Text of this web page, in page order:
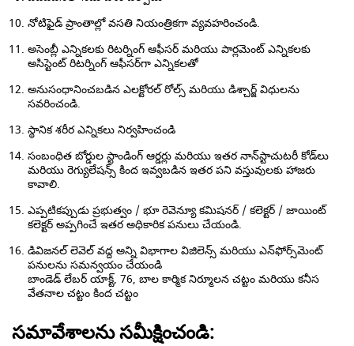
నోటిఫైడ్ ప్రాంతాల్లో వసతి నియంత్రికగా వ్యవహరించండి.
అసెంబ్లీ ఎన్నికలకు రిటర్నింగ్ ఆఫీసర్ మరియు పార్లమెంట్ ఎన్నికలకు
అసిస్టెంట్ రిటర్నింగ్ ఆఫీసర్‌గా ఎన్నికలతో
అనుసంధానించబడిన ఎలక్టోరల్ రోల్స్ మరియు డిశ్చార్జ్ విధులను
సవరించండి.
స్థానిక శరీర ఎన్నికలు నిర్వహించండి
సంబంధిత బోర్డుల స్టాండింగ్ ఆర్డర్లు మరియు ఇతర నాన్‌స్టాచుటరీ కోడ్‌లు
మరియు రెగ్యులేషన్స్ కింద ఇవ్వబడిన ఇతర పని వస్తువులకు హాజరు
కావాలి.
ఎప్పటికప్పుడు ప్రభుత్వం / భూ రెవెన్యూ కమిషనర్ / కలెక్టర్ / జాయింట్
కలెక్టర్ అప్పగించే ఇతర అధికారిక పనులు చేయండి.
డివిజనల్ లెవెల్ వద్ద అన్ని విభాగాల విజిలెన్స్ మరియు ఎన్‌ఫోర్స్‌మెంట్
పనులను సమన్వయం చేయండి
బాండెడ్ లేబర్ యాక్ట్, 76, బాల కార్మిక నిర్మూలన చట్టం మరియు కనీస
వేతనాల చట్టం కింద చట్టం
సమావేశాలను సమీక్షించండి: